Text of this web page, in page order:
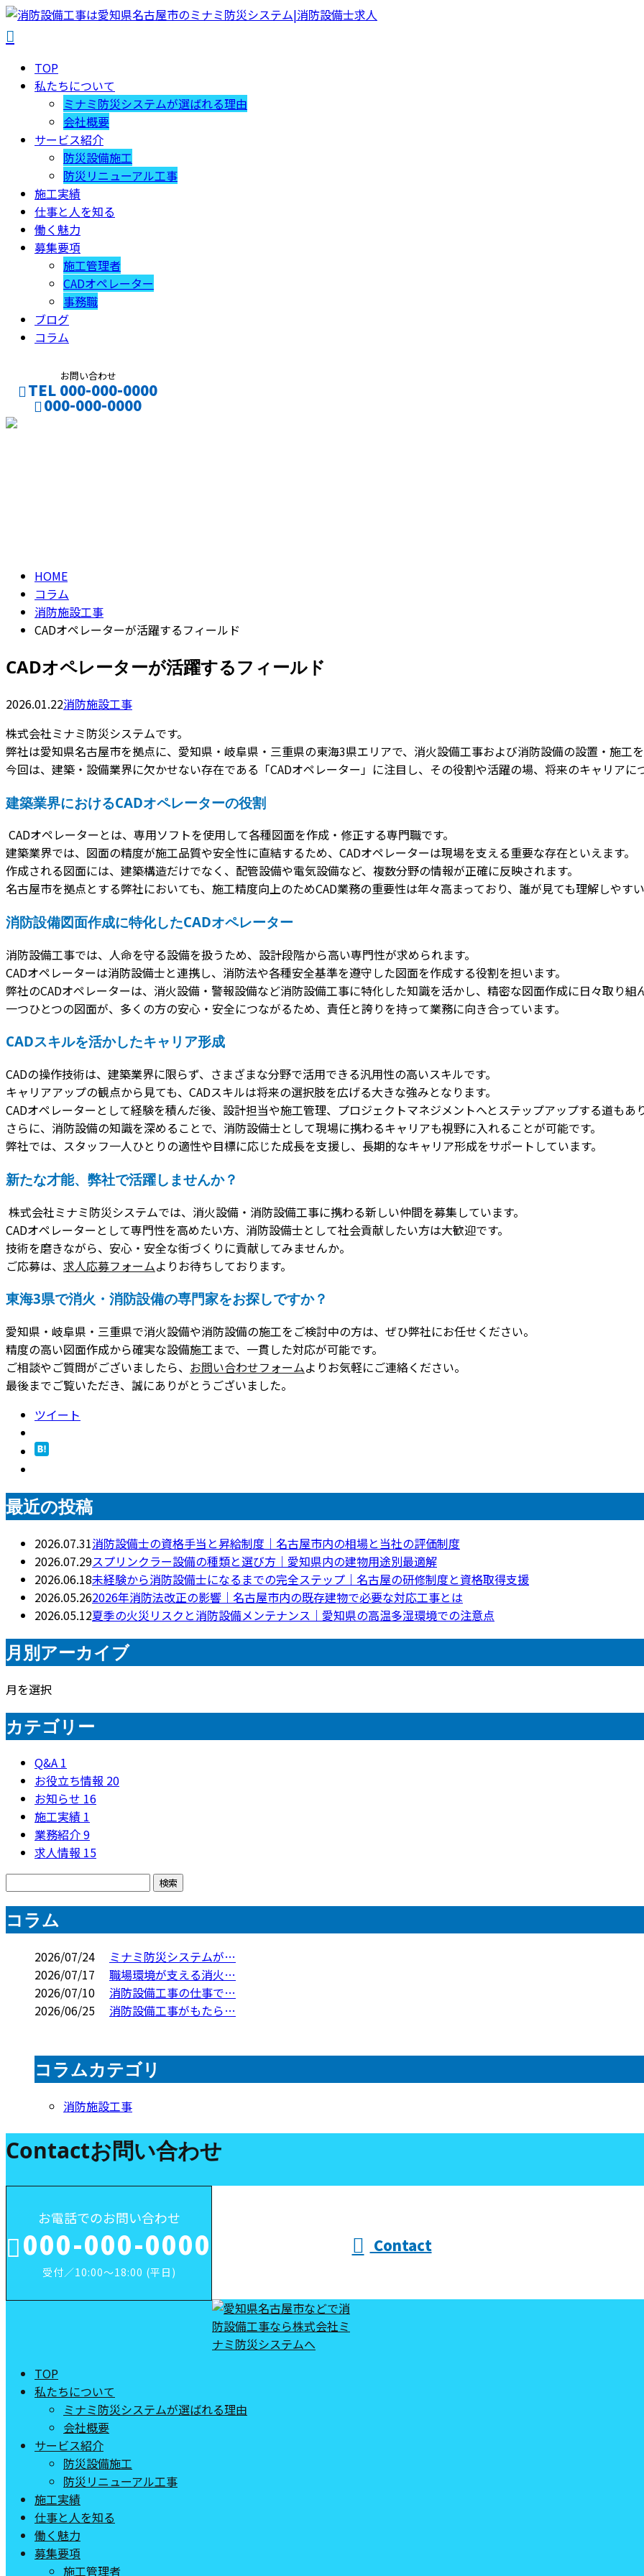
TOP
私たちについて
ミナミ防災システムが選ばれる理由
会社概要
サービス紹介
防災設備施工
防災リニューアル工事
施工実績
仕事と人を知る
働く魅力
募集要項
施工管理者
CADオペレーター
事務職
ブログ
コラム
お問い合わせ
TEL 000-000-0000
000-000-0000
HOME
コラム
消防施設工事
CADオペレーターが活躍するフィールド
CADオペレーターが活躍するフィールド
2026.01.22消防施設工事
株式会社ミナミ防災システムです。
弊社は愛知県名古屋市を拠点に、愛知県・岐阜県・三重県の東海3県エリアで、消火設備工事および消防設備の設置・施工を
今回は、建築・設備業界に欠かせない存在である「CADオペレーター」に注目し、その役割や活躍の場、将来のキャリアに
建築業界におけるCADオペレーターの役割
CADオペレーターとは、専用ソフトを使用して各種図面を作成・修正する専門職です。
建築業界では、図面の精度が施工品質や安全性に直結するため、CADオペレーターは現場を支える重要な存在といえます。
作成される図面には、建築構造だけでなく、配管設備や電気設備など、複数分野の情報が正確に反映されます。
名古屋市を拠点とする弊社においても、施工精度向上のためCAD業務の重要性は年々高まっており、誰が見ても理解しやす
消防設備図面作成に特化したCADオペレーター
消防設備工事では、人命を守る設備を扱うため、設計段階から高い専門性が求められます。
CADオペレーターは消防設備士と連携し、消防法や各種安全基準を遵守した図面を作成する役割を担います。
弊社のCADオペレーターは、消火設備・警報設備など消防設備工事に特化した知識を活かし、精密な図面作成に日々取り組
一つひとつの図面が、多くの方の安心・安全につながるため、責任と誇りを持って業務に向き合っています。
CADスキルを活かしたキャリア形成
CADの操作技術は、建築業界に限らず、さまざまな分野で活用できる汎用性の高いスキルです。
キャリアアップの観点から見ても、CADスキルは将来の選択肢を広げる大きな強みとなります。
CADオペレーターとして経験を積んだ後、設計担当や施工管理、プロジェクトマネジメントへとステップアップする道もあり
さらに、消防設備の知識を深めることで、消防設備士として現場に携わるキャリアも視野に入れることが可能です。
弊社では、スタッフ一人ひとりの適性や目標に応じた成長を支援し、長期的なキャリア形成をサポートしています。
新たな才能、弊社で活躍しませんか？
株式会社ミナミ防災システムでは、消火設備・消防設備工事に携わる新しい仲間を募集しています。
CADオペレーターとして専門性を高めたい方、消防設備士として社会貢献したい方は大歓迎です。
技術を磨きながら、安心・安全な街づくりに貢献してみませんか。
ご応募は、 求人応募フォームよりお待ちしております。
東海3県で消火・消防設備の専門家をお探しですか？
愛知県・岐阜県・三重県で消火設備や消防設備の施工をご検討中の方は、ぜひ弊社にお任せください。
精度の高い図面作成から確実な設備施工まで、一貫した対応が可能です。
ご相談やご質問がございましたら、 お問い合わせフォームよりお気軽にご連絡ください。
最後までご覧いただき、誠にありがとうございました。
ツイート
最近の投稿
2026.07.31消防設備士の資格手当と昇給制度｜名古屋市内の相場と当社の評価制度
2026.07.29スプリンクラー設備の種類と選び方｜愛知県内の建物用途別最適解
2026.06.18未経験から消防設備士になるまでの完全ステップ｜名古屋の研修制度と資格取得支援
2026.05.262026年消防法改正の影響｜名古屋市内の既存建物で必要な対応工事とは
2026.05.12夏季の火災リスクと消防設備メンテナンス｜愛知県の高温多湿環境での注意点
月別アーカイブ
月を選択
カテゴリー
Q&A 1
お役立ち情報 20
お知らせ 16
施工実績 1
業務紹介9
求人情報 15
コラム
2026/07/24
ミナミ防災システムが…
2026/07/17
職場環境が支える消火…
2026/07/10
消防設備工事の仕事で…
2026/06/25
消防設備工事がもたら…
コラムカテゴリ
消防施設工事
Contactお問い合わせ
お電話でのお問い合わせ
000-000-0000
受付／10:00～18:00 (平日)
Contact
TOP
私たちについて
ミナミ防災システムが選ばれる理由
会社概要
サービス紹介
防災設備施工
防災リニューアル工事
施工実績
仕事と人を知る
働く魅力
募集要項
施工管理者